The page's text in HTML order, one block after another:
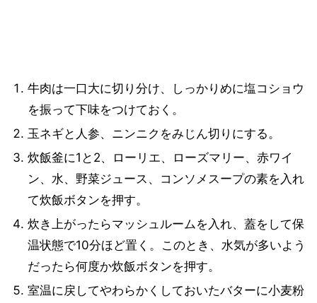
牛肉は一口大に切り分け、しっかりめに塩コショウ
を振って下味をつけておく。
玉ネギと人参、ニンニクをみじん切りにする。
炊飯釜に1と2、ローリエ、ローズマリー、赤ワイ
ン、水、野菜ジュース、コンソメスープの素を入れ
て炊飯ボタンを押す。
炊き上がったらマッシュルームを入れ、蓋をして保
温状態で10分ほど置く。このとき、水気が多いよう
だったら何度か炊飯ボタンを押す。
室温に戻してやわらかくしておいたバターに小麦粉